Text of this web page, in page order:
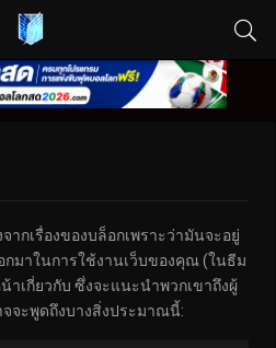
กเรื่องของบล็อกเพราะว่ามันจะอยู่
กมาในการใช้งานเว็บของคุณ (ในธีม
เกี่ยวกับ ซึ่งจะแนะนำพวกเขาถึงผู้
จจะพูดถึงบางสิ่งประมาณนี้: